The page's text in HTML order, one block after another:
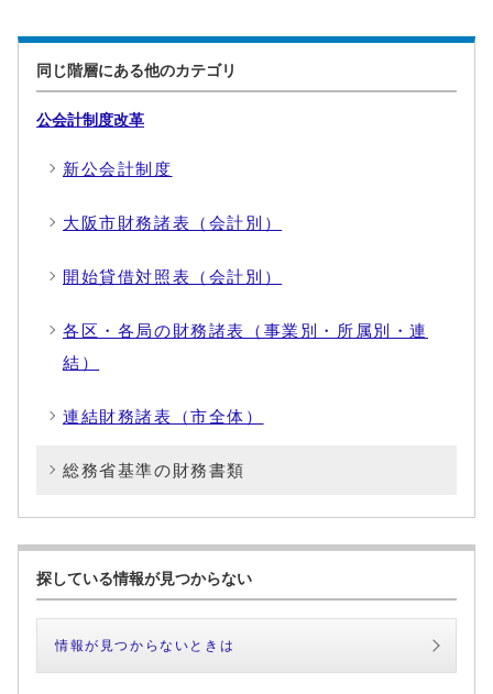
同じ階層にある他のカテゴリ
公会計制度改革
新公会計制度
大阪市財務諸表（会計別）
開始貸借対照表（会計別）
各区・各局の財務諸表（事業別・所属別・連
結）
連結財務諸表（市全体）
総務省基準の財務書類
探している情報が見つからない
情報が見つからないときは